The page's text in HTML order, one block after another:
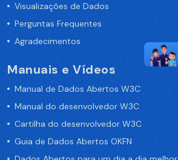
Visualizações de Dados
Perguntas Frequentes
Agradecimentos
Manuais e Vídeos
Manual de Dados Abertos W3C
Manual do desenvolvedor W3C
Cartilha do desenvolvedor W3C
Guia de Dados Abertos OKFN